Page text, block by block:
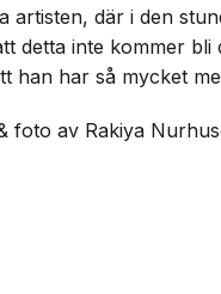
artisten, där i den
detta inte kommer bli
han har så mycket
foto av Rakiya